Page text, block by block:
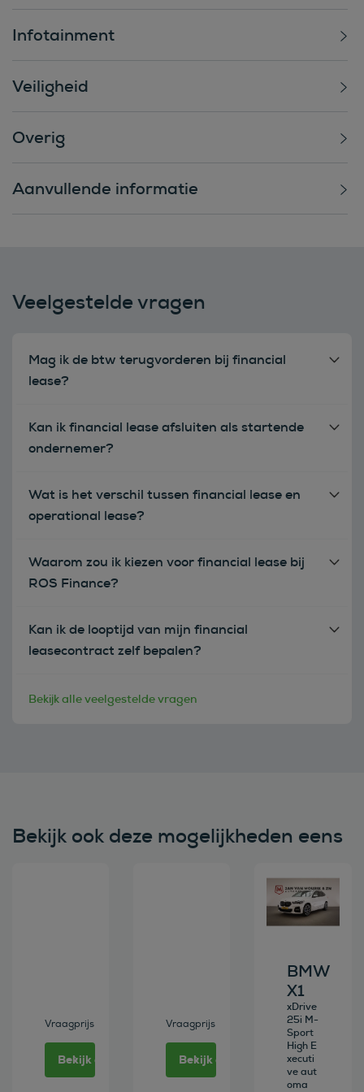
Infotainment
Veiligheid
Overig
Aanvullende informatie
Veelgestelde vragen
Mag ik de btw terugvorderen bij financial
lease?
Kan ik financial lease afsluiten als startende
ondernemer?
Wat is het verschil tussen financial lease en
operational lease?
Waarom zou ik kiezen voor financial lease bij
ROS Finance?
Kan ik de looptijd van mijn financial
leasecontract zelf bepalen?
Bekijk alle veelgestelde vragen
Bekijk ook deze mogelijkheden eens
Vraagprijs
Bekijk deze auto
Vraagprijs
Bekijk deze auto
Bekijk deze
BMW
X1
xDrive
25i M-
Sport
High E
xecuti
ve aut
oma